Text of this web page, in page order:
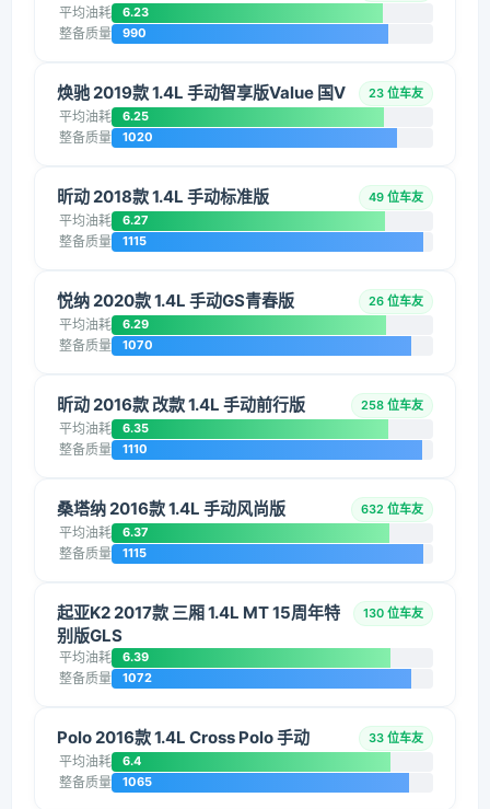
平均油耗 6.23
整备质量 990
焕驰 2019款 1.4L 手动智享版Value 国V 23 位车友
平均油耗 6.25
整备质量 1020
昕动 2018款 1.4L 手动标准版 49 位车友
平均油耗 6.27
整备质量 1115
悦纳 2020款 1.4L 手动GS青春版 26 位车友
平均油耗 6.29
整备质量 1070
昕动 2016款 改款 1.4L 手动前行版 258 位车友
平均油耗 6.35
整备质量 1110
桑塔纳 2016款 1.4L 手动风尚版 632 位车友
平均油耗 6.37
整备质量 1115
起亚K2 2017款 三厢 1.4L MT 15周年特
别版GLS
130 位车友
平均油耗 6.39
整备质量 1072
Polo 2016款 1.4L Cross Polo 手动 33 位车友
平均油耗 6.4
整备质量 1065